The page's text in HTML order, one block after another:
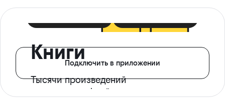
Книги
Тысячи произведений
с доступом офлайн
Подключить в приложении